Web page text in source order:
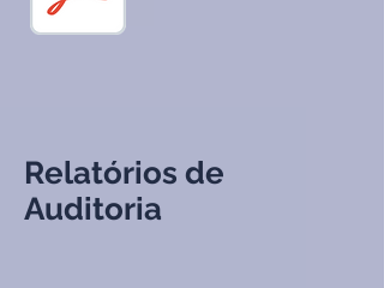
Relatórios de
Auditoria